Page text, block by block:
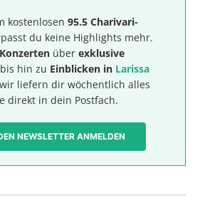
kostenlosen 95.5 Charivari-
du keine Highlights mehr.
über exklusive
bis hin zu Einblicken in Larissa
liefern dir wöchentlich alles
direkt in dein Postfach.
NEWSLETTER ANMELDEN